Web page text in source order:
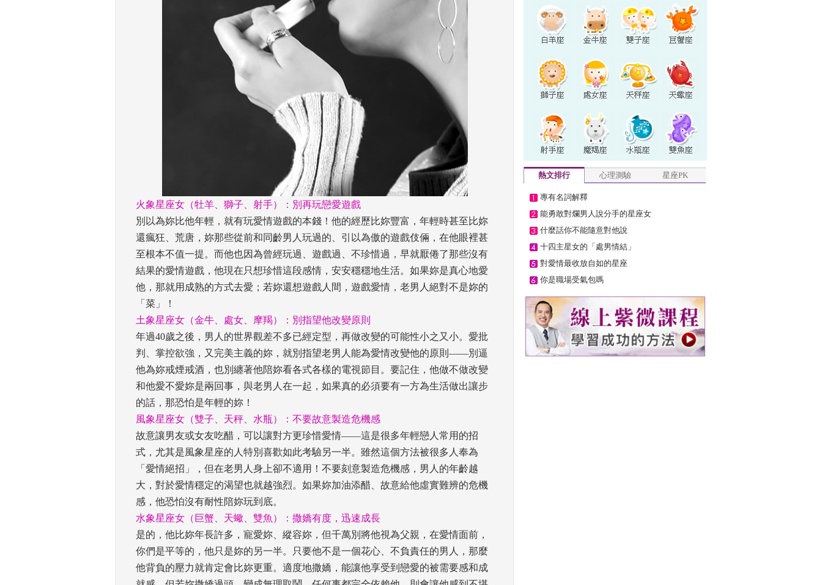
火象星座女（牡羊、獅子、射手）：別再玩戀愛遊戲
別以為妳比他年輕，就有玩愛情遊戲的本錢！他的經歷比妳豐富，年輕時甚至比妳
還瘋狂、荒唐，妳那些從前和同齡男人玩過的、引以為傲的遊戲伎倆，在他眼裡甚
至根本不值一提。而他也因為曾經玩過、遊戲過、不珍惜過，早就厭倦了那些沒有
結果的愛情遊戲，他現在只想珍惜這段感情，安安穩穩地生活。如果妳是真心地愛
他，那就用成熟的方式去愛；若妳還想遊戲人間，遊戲愛情，老男人絕對不是妳的
「菜」！
土象星座女（金牛、處女、摩羯）：別指望他改變原則
年過40歲之後，男人的世界觀差不多已經定型，再做改變的可能性小之又小。愛批
判、掌控欲強，又完美主義的妳，就別指望老男人能為愛情改變他的原則——別逼
他為妳戒煙戒酒，也別纏著他陪妳看各式各樣的電視節目。要記住，他做不做改變
和他愛不愛妳是兩回事，與老男人在一起，如果真的必須要有一方為生活做出讓步
的話，那恐怕是年輕的妳！
風象星座女（雙子、天秤、水瓶）：不要故意製造危機感
故意讓男友或女友吃醋，可以讓對方更珍惜愛情——這是很多年輕戀人常用的招
式，尤其是風象星座的人特別喜歡如此考驗另一半。雖然這個方法被很多人奉為
「愛情絕招」，但在老男人身上卻不適用！不要刻意製造危機感，男人的年齡越
大，對於愛情穩定的渴望也就越強烈。如果妳加油添醋、故意給他虛實難辨的危機
感，他恐怕沒有耐性陪妳玩到底。
水象星座女（巨蟹、天蠍、雙魚）：撒嬌有度，迅速成長
是的，他比妳年長許多，寵愛妳、縱容妳，但千萬別將他視為父親，在愛情面前，
你們是平等的，他只是妳的另一半。只要他不是一個花心、不負責任的男人，那麼
他背負的壓力就肯定會比妳更重。適度地撒嬌，能讓他享受到戀愛的被需要感和成
熱文排行 心理測驗 星座PK
專有名詞解釋
能勇敢對爛男人說分手的星座女
什麼話你不能隨意對他說
十四主星女的「處男情結」
對愛情最收放自如的星座
你是職場受氣包嗎